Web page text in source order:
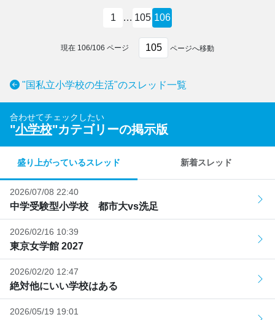
1 … 105 106
現在 106/106 ページ ページへ移動
"国私立小学校の生活"のスレッド一覧
合わせてチェックしたい
"小学校"カテゴリーの掲示版
盛り上がっているスレッド 新着スレッド
2026/07/08 22:40
中学受験型小学校 都市大vs洗足
2026/02/16 10:39
東京女学館 2027
2026/02/20 12:47
絶対他にいい学校はある
2026/05/19 19:01